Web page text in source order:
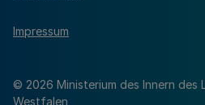
© 2026 Ministerium des Innern des
Westfalen
Impressum